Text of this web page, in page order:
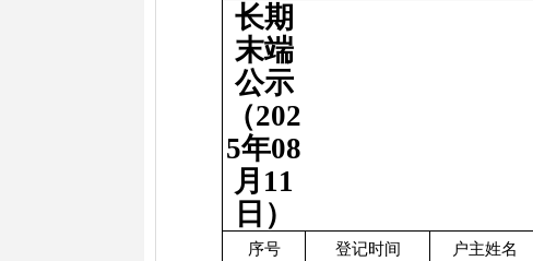
长期
末端
公示
（202
5年08
月11
日）
序号 登记时间 户主姓名